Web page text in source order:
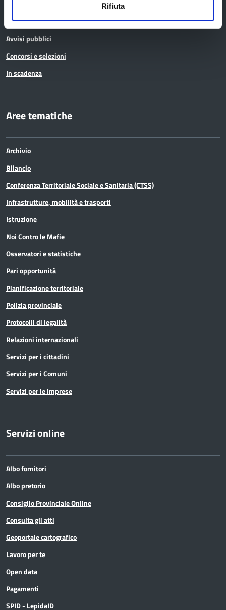
Rifiuta
Bandi di gara
Avvisi pubblici
Concorsi e selezioni
In scadenza
Aree tematiche
Archivio
Bilancio
Conferenza Territoriale Sociale e Sanitaria (CTSS)
Infrastrutture, mobilità e trasporti
Istruzione
Noi Contro le Mafie
Osservatori e statistiche
Pari opportunità
Pianificazione territoriale
Polizia provinciale
Protocolli di legalità
Relazioni internazionali
Servizi per i cittadini
Servizi per i Comuni
Servizi per le imprese
Servizi online
Albo fornitori
Albo pretorio
Consiglio Provinciale Online
Consulta gli atti
Geoportale cartografico
Lavoro per te
Open data
Pagamenti
SPID - LepidaID